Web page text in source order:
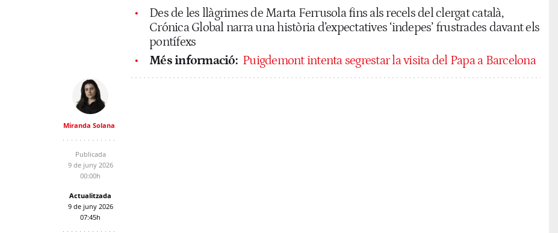
Des de les llàgrimes de Marta Ferrusola fins als recels del clergat català,
Crónica Global narra una història d’expectatives ‘indepes’ frustrades davant els
pontífexs
Més informació: Puigdemont intenta segrestar la visita del Papa a Barcelona
Miranda Solana
Publicada
9 de juny 2026
00:00h
Actualitzada
9 de juny 2026
07:45h